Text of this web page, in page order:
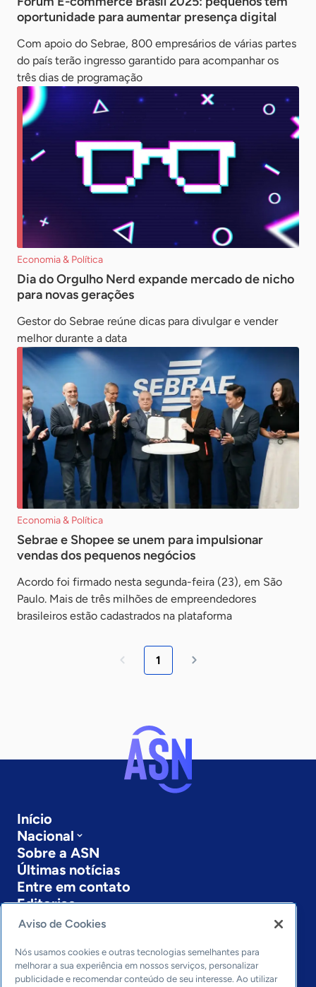
oportunidade para aumentar presença digital
Com apoio do Sebrae, 800 empresários de várias partes
do país terão ingresso garantido para acompanhar os
três dias de programação
Economia & Política
Dia do Orgulho Nerd expande mercado de nicho
para novas gerações
Gestor do Sebrae reúne dicas para divulgar e vender
melhor durante a data
Economia & Política
Sebrae e Shopee se unem para impulsionar
vendas dos pequenos negócios
Acordo foi firmado nesta segunda-feira (23), em São
Paulo. Mais de três milhões de empreendedores
brasileiros estão cadastrados na plataforma
1
Início
Nacional
Sobre a ASN
Últimas notícias
Entre em contato
Editorias
Economia & Política
Inovação & Tecnologia
Cultura empreendedora
Dados
Aviso de Cookies
Nós usamos cookies e outras tecnologias semelhantes para
melhorar a sua experiência em nossos serviços, personalizar
publicidade e recomendar conteúdo de seu interesse. Ao utilizar